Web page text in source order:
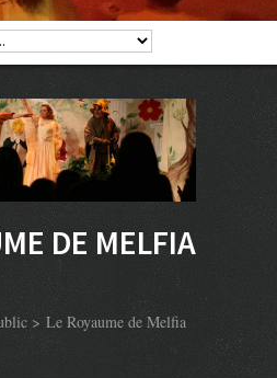
DE MELFIA
> Le Royaume de Melfia